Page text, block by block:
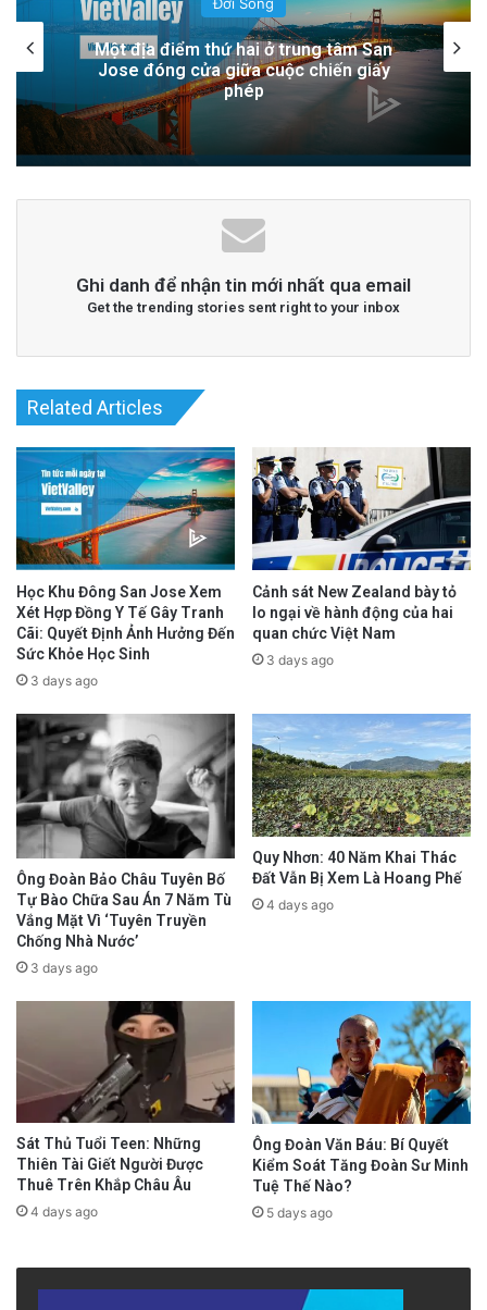
Hệ Lụy
19 hours ago
Việt Nam hiện đang lên kế hoạch xây dựng hệ
thống đường sắt cao tốc với chiều dài 1.545
khoảng 17% GDP, theo truyền thông Nhà nước.
Truyền thông Nhà nước dẫn thông báo của
Chính phủ cho biết công nghệ đường sắt của
Trung Quốc là phát triển nhất thế giới và Việt
Nam vì vậy muốn học kinh nghiệm, đặc biệt là
công nghệ, khả năng huy động vốn và quản lý
của Trung Quốc.
advertisement
Báo Nhà nước cho biết, Bộ Kế hoạch và Đầu tư
được Chính phủ giao triển khai các thủ tục để
sớm hoàn thành thẩm định báo cáo nghiên
cứu tiền khả thi dự án đường sắt tốc độ cao
Bắc – Nam. Phối hợp với Bộ Giao thông Vận tải
chủ động xây dựng phương án hợp tác với các
nhà tài trợ nước ngoài để huy động nguồn vốn
phù hợp cho dự án.
Trong chuyến thăm của Chủ tịch Tập Cận Bình
đã ký một loạt các thỏa thuận bao gồm thỏa
Cán bộ Việt Nam bị tố cáo tấn công tình
dục hai nữ phục vụ tại New Zealand trước
chuyến thăm của Thủ tướng Chính
Ghi danh để nhận tin mới nhất qua email
Get the trending stories sent right to your inbox
Related Articles
Học Khu Đông San Jose Xem
Xét Hợp Đồng Y Tế Gây Tranh
Cãi: Quyết Định Ảnh Hưởng Đến
Sức Khỏe Học Sinh
3 days ago
Cảnh sát New Zealand bày tỏ
lo ngại về hành động của hai
quan chức Việt Nam
3 days ago
Ông Đoàn Bảo Châu Tuyên Bố
Tự Bào Chữa Sau Án 7 Năm Tù
Vắng Mặt Vì ‘Tuyên Truyền
Chống Nhà Nước’
3 days ago
Quy Nhơn: 40 Năm Khai Thác
Đất Vẫn Bị Xem Là Hoang Phế
4 days ago
Sát Thủ Tuổi Teen: Những
Thiên Tài Giết Người Được
Thuê Trên Khắp Châu Âu
4 days ago
Ông Đoàn Văn Báu: Bí Quyết
Kiểm Soát Tăng Đoàn Sư Minh
Tuệ Thế Nào?
5 days ago